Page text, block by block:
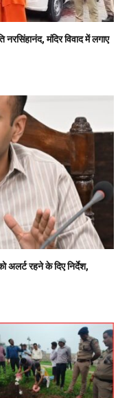
मंदिर विवाद में लगाए
अलर्ट रहने के दिए निर्देश,